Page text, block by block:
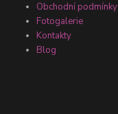
Obchodní podmínky
Fotogalerie
Kontakty
Blog